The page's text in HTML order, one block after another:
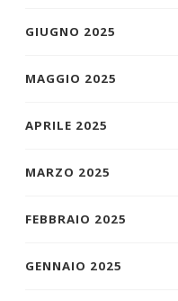
GIUGNO 2025
MAGGIO 2025
APRILE 2025
MARZO 2025
FEBBRAIO 2025
GENNAIO 2025